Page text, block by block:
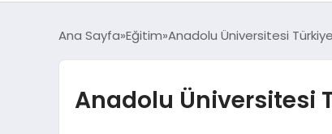
Ana Sayfa Eğitim Anadolu Üniversitesi
Anadolu Üniversitesi